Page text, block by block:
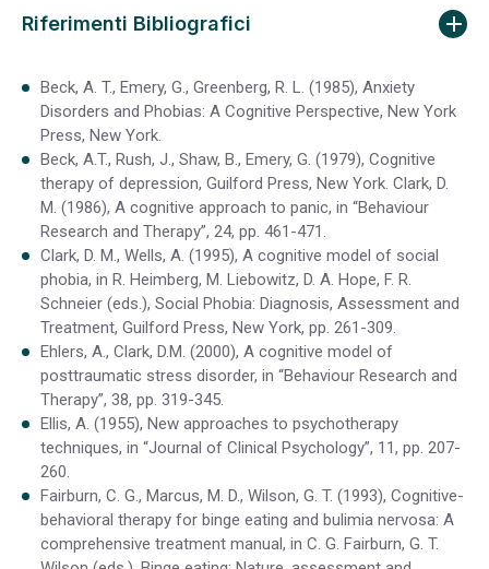
Riferimenti Bibliografici
Beck, A. T., Emery, G., Greenberg, R. L. (1985), Anxiety
Disorders and Phobias: A Cognitive Perspective, New York
Press, New York.
Beck, A.T., Rush, J., Shaw, B., Emery, G. (1979), Cognitive
therapy of depression, Guilford Press, New York. Clark, D.
M. (1986), A cognitive approach to panic, in “Behaviour
Research and Therapy”, 24, pp. 461-471.
Clark, D. M., Wells, A. (1995), A cognitive model of social
phobia, in R. Heimberg, M. Liebowitz, D. A. Hope, F. R.
Schneier (eds.), Social Phobia: Diagnosis, Assessment and
Treatment, Guilford Press, New York, pp. 261-309.
Ehlers, A., Clark, D.M. (2000), A cognitive model of
posttraumatic stress disorder, in “Behaviour Research and
Therapy”, 38, pp. 319-345.
Ellis, A. (1955), New approaches to psychotherapy
techniques, in “Journal of Clinical Psychology”, 11, pp. 207-
260.
Fairburn, C. G., Marcus, M. D., Wilson, G. T. (1993), Cognitive-
behavioral therapy for binge eating and bulimia nervosa: A
comprehensive treatment manual, in C. G. Fairburn, G. T.